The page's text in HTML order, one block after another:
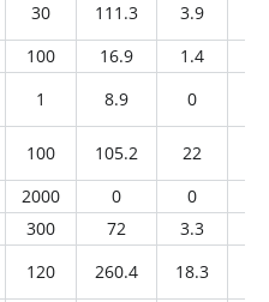
30 111.3 3.9
100 16.9 1.4
1 8.9 0
100 105.2 22
2000 0 0
300 72 3.3
120 260.4 18.3